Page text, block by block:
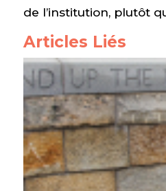
de l’institution, plutôt
Articles Liés